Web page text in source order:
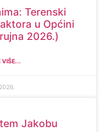
Terenski
u Općini
2026.)
VIŠE...
Jakobu